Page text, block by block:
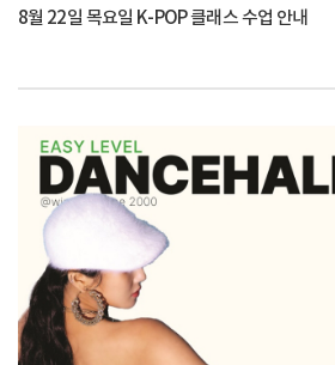
8월 22일 목요일 K-POP 클래스 수업 안내